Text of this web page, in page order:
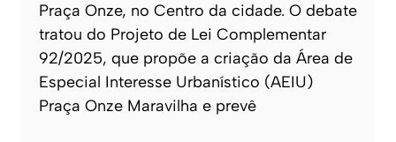
Praça Onze, no Centro da cidade. O debate
tratou do Projeto de Lei Complementar
92/2025, que propõe a criação da Área de
Especial Interesse Urbanístico (AEIU)
Praça Onze Maravilha e prevê